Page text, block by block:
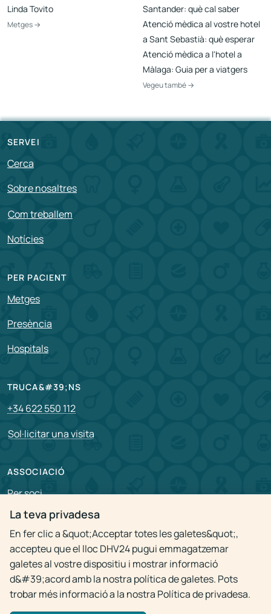
La teva privadesa
En fer clic a &quot;Acceptar totes les galetes&quot;,
accepteu que el lloc DHV24 pugui emmagatzemar
galetes al vostre dispositiu i mostrar informació
d&#39;acord amb la nostra política de galetes. Pots
trobar més informació a la nostra Política de privadesa.
Linda Tovito
Metges →
Santander: què cal saber
Atenció mèdica al vostre hotel
a Sant Sebastià: què esperar
Atenció mèdica a l'hotel a
Màlaga: Guia per a viatgers
Vegeu també →
SERVEI
Cerca
Sobre nosaltres
Com treballem
Notícies
PER PACIENT
Metges
Presència
Hospitals
TRUCA&#39;NS
+34 622 550 112
Sol·licitar una visita
ASSOCIACIÓ
Per soci
Vacants
Política de privacitat